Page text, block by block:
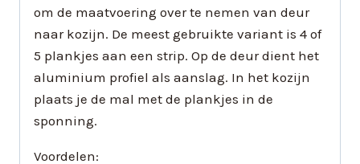
om de maatvoering over te nemen van deur
naar kozijn. De meest gebruikte variant is 4 of
5 plankjes aan een strip. Op de deur dient het
aluminium profiel als aanslag. In het kozijn
plaats je de mal met de plankjes in de
sponning.
Voordelen: